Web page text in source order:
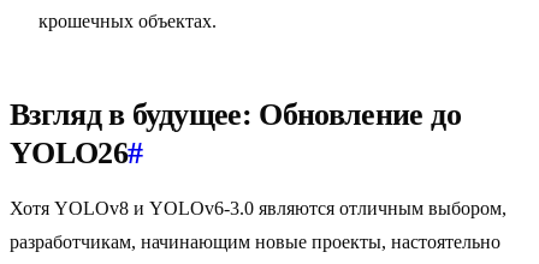
крошечных объектах.
Взгляд в будущее: Обновление до
YOLO26#
Хотя YOLOv8 и YOLOv6-3.0 являются отличным выбором,
разработчикам, начинающим новые проекты, настоятельно